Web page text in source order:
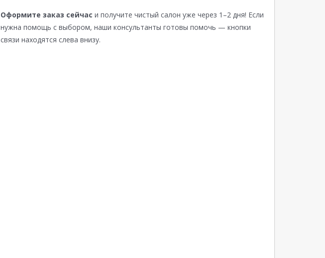
Оформите заказ сейчас и получите чистый салон уже через 1–2 дня! Если
нужна помощь с выбором, наши консультанты готовы помочь — кнопки
связи находятся слева внизу.